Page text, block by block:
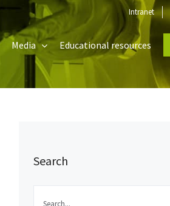
Intranet
Media Educational resources
Search